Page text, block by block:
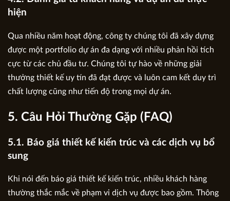
hiện
Qua nhiều năm hoạt động, công ty chúng tôi đã xây dựng
được một portfolio dự án đa dạng với nhiều phản hồi tích
cực từ các chủ đầu tư. Chúng tôi tự hào về những giải
thưởng thiết kế uy tín đã đạt được và luôn cam kết duy trì
chất lượng cũng như tiến độ trong mọi dự án.
5. Câu Hỏi Thường Gặp (FAQ)
5.1. Báo giá thiết kế kiến trúc và các dịch vụ bổ
sung
Khi nói đến báo giá thiết kế kiến trúc, nhiều khách hàng
thường thắc mắc về phạm vi dịch vụ được bao gồm. Thông